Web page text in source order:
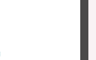
κυματικής